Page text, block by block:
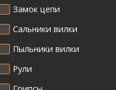
Замок цепи
Сальники вилки
Пыльники вилки
Рули